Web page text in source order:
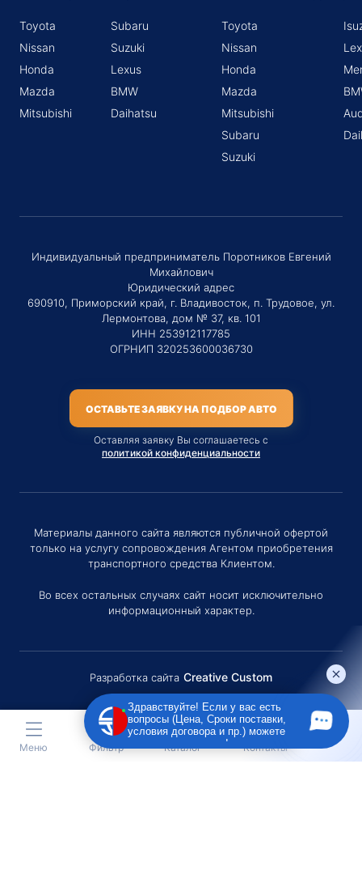
Toyota
Nissan
Honda
Mazda
Mitsubishi
Subaru
Suzuki
Lexus
BMW
Daihatsu
Toyota
Nissan
Honda
Mazda
Mitsubishi
Subaru
Suzuki
Индивидуальный предприниматель Поротников Евгений
Михайлович
Юридический адрес
690910, Приморский край, г. Владивосток, п. Трудовое, ул.
Лермонтова, дом № 37, кв. 101
ИНН 253912117785
ОГРНИП 320253600036730
ОСТАВЬТЕ ЗАЯВКУ НА ПОДБОР АВТО
Оставляя заявку Вы соглашаетесь с
политикой конфиденциальности
Материалы данного сайта являются публичной офертой
только на услугу сопровождения Агентом приобретения
транспортного средства Клиентом.
Во всех остальных случаях сайт носит исключительно
информационный характер.
Разработка сайта Creative Custom
Меню Фильтр Каталог Контакты
Здравствуйте! Если у вас есть
вопросы (Цена, Сроки поставки,
условия договора и пр.) можете
задать их мне в чат!